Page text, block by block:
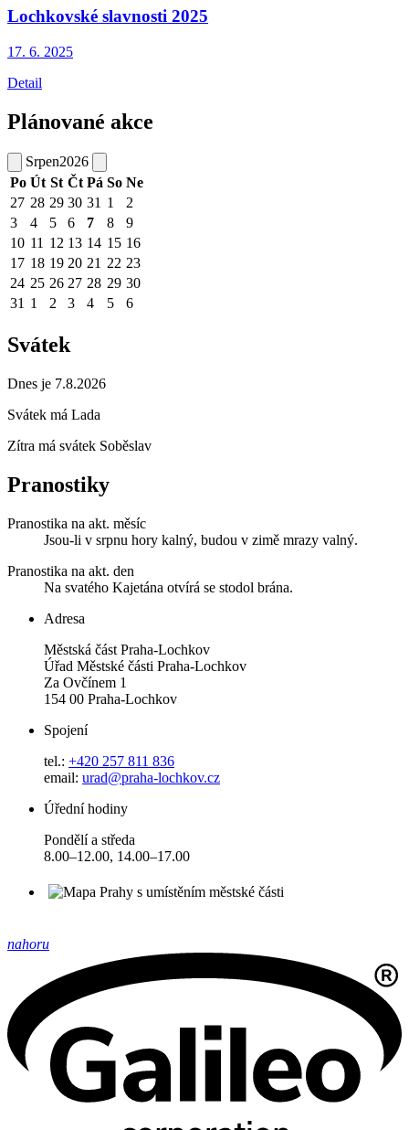
Lochkovské slavnosti 2025
17. 6. 2025
Detail
Plánované akce
Srpen2026
Po Út St Čt Pá So Ne
27 28 29 30 31 1
2
3
4 5 6 7 8
9
10 11 12 13 14 15 16
17 18 19 20 21 22 23
24 25 26 27 28 29 30
31 1 2 3 4 5 6
Svátek
Dnes je 7.8.2026
Svátek má Lada
Zítra má svátek Soběslav
Pranostiky
Pranostika na akt. měsíc
Jsou-li v srpnu hory kalný, budou v zimě mrazy valný.
Pranostika na akt. den
Na svatého Kajetána otvírá se stodol brána.
Adresa
Městská část Praha-Lochkov
Úřad Městské části Praha-Lochkov
Za Ovčínem 1
154 00 Praha-Lochkov
Spojení
tel.: +420 257 811 836
email: urad@praha-lochkov.cz
Úřední hodiny
Pondělí a středa
8.00–12.00, 14.00–17.00
nahoru